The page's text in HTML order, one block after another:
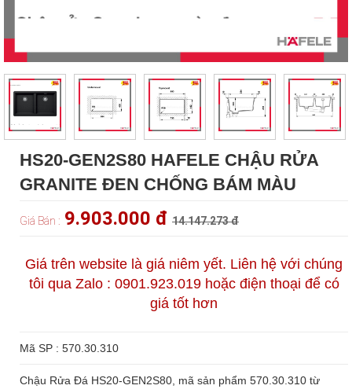
HS20-GEN2S80 HAFELE CHẬU RỬA
GRANITE ĐEN CHỐNG BÁM MÀU
Giá Bán : 9.903.000 đ 14.147.273 đ
Giá trên website là giá niêm yết. Liên hệ với chúng
tôi qua Zalo : 0901.923.019 hoặc điện thoại để có
giá tốt hơn
Mã SP : 570.30.310
Chậu Rửa Đá HS20-GEN2S80, mã sản phẩm 570.30.310 từ